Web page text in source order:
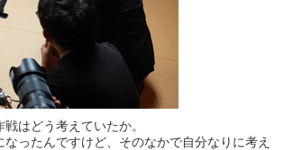
はどう考えていたか。
ったんですけど、そのなかで自分なりに考え